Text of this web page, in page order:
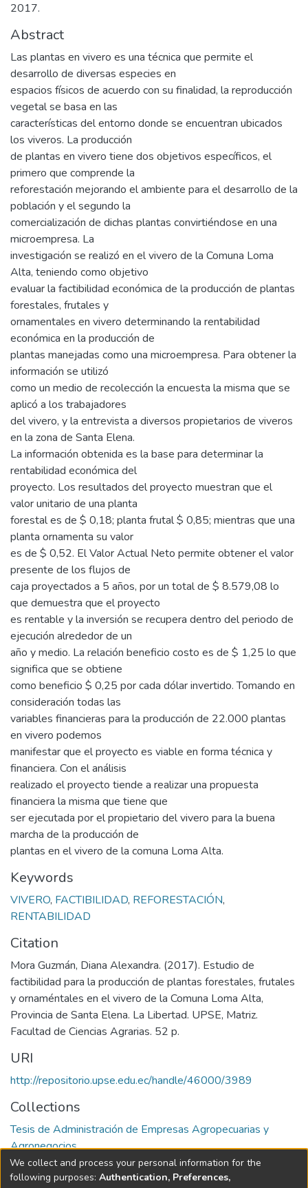
2017.
Abstract
Las plantas en vivero es una técnica que permite el
desarrollo de diversas especies en
espacios físicos de acuerdo con su finalidad, la reproducción
vegetal se basa en las
características del entorno donde se encuentran ubicados
los viveros. La producción
de plantas en vivero tiene dos objetivos específicos, el
primero que comprende la
reforestación mejorando el ambiente para el desarrollo de la
población y el segundo la
comercialización de dichas plantas convirtiéndose en una
microempresa. La
investigación se realizó en el vivero de la Comuna Loma
Alta, teniendo como objetivo
evaluar la factibilidad económica de la producción de plantas
forestales, frutales y
ornamentales en vivero determinando la rentabilidad
económica en la producción de
plantas manejadas como una microempresa. Para obtener la
información se utilizó
como un medio de recolección la encuesta la misma que se
aplicó a los trabajadores
del vivero, y la entrevista a diversos propietarios de viveros
en la zona de Santa Elena.
La información obtenida es la base para determinar la
rentabilidad económica del
proyecto. Los resultados del proyecto muestran que el
valor unitario de una planta
forestal es de $ 0,18; planta frutal $ 0,85; mientras que una
planta ornamenta su valor
es de $ 0,52. El Valor Actual Neto permite obtener el valor
presente de los flujos de
caja proyectados a 5 años, por un total de $ 8.579,08 lo
que demuestra que el proyecto
es rentable y la inversión se recupera dentro del periodo de
ejecución alrededor de un
año y medio. La relación beneficio costo es de $ 1,25 lo que
significa que se obtiene
como beneficio $ 0,25 por cada dólar invertido. Tomando en
consideración todas las
variables financieras para la producción de 22.000 plantas
en vivero podemos
manifestar que el proyecto es viable en forma técnica y
financiera. Con el análisis
realizado el proyecto tiende a realizar una propuesta
financiera la misma que tiene que
ser ejecutada por el propietario del vivero para la buena
marcha de la producción de
plantas en el vivero de la comuna Loma Alta.
Keywords
VIVERO, FACTIBILIDAD, REFORESTACIÓN,
RENTABILIDAD
Citation
Mora Guzmán, Diana Alexandra. (2017). Estudio de
factibilidad para la producción de plantas forestales, frutales
y ornaméntales en el vivero de la Comuna Loma Alta,
Provincia de Santa Elena. La Libertad. UPSE, Matriz.
Facultad de Ciencias Agrarias. 52 p.
URI
http://repositorio.upse.edu.ec/handle/46000/3989
Collections
Tesis de Administración de Empresas Agropecuarias y
Agronegocios
Full item page
We collect and process your personal information for the
following purposes: Authentication, Preferences,